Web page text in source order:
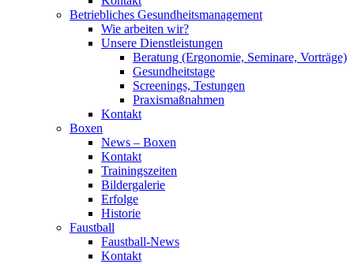
Betriebliches Gesundheits­management
Wie arbeiten wir?
Unsere Dienstleistungen
Beratung (Ergonomie, Seminare, Vorträge)
Gesundheitstage
Screenings, Testungen
Praxismaßnahmen
Kontakt
Boxen
News – Boxen
Kontakt
Trainingszeiten
Bildergalerie
Erfolge
Historie
Faustball
Faustball-News
Kontakt